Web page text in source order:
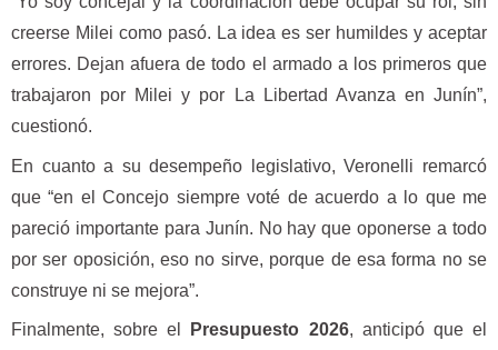
creerse Milei como pasó. La idea es ser humildes y aceptar
errores. Dejan afuera de todo el armado a los primeros que
trabajaron por Milei y por La Libertad Avanza en Junín”,
cuestionó.
En cuanto a su desempeño legislativo, Veronelli remarcó
que “en el Concejo siempre voté de acuerdo a lo que me
pareció importante para Junín. No hay que oponerse a todo
por ser oposición, eso no sirve, porque de esa forma no se
construye ni se mejora”.
Finalmente, sobre el Presupuesto 2026, anticipó que el